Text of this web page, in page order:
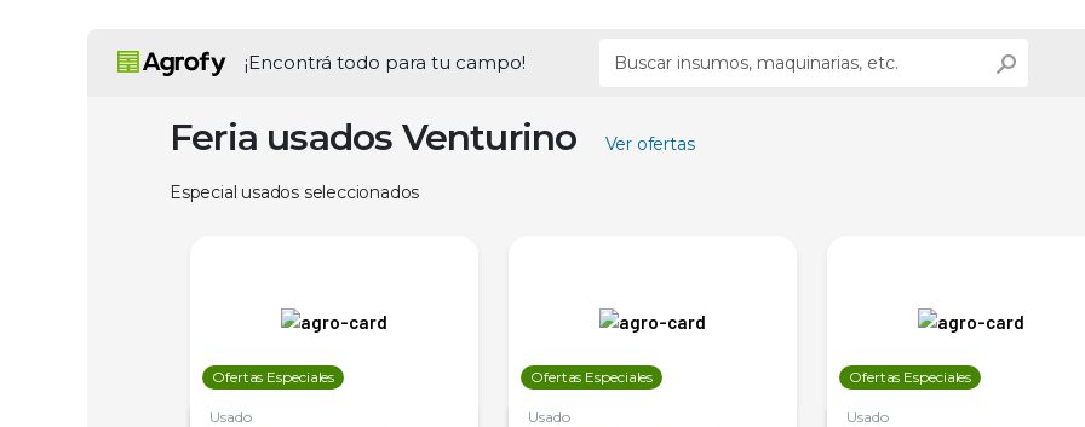
¡Encontrá todo para tu campo!
Feria usados Venturino Ver ofertas
Especial usados seleccionados
Ofertas Especiales
Usado
Ofertas Especiales
Usado
Ofertas Especiales
Usado